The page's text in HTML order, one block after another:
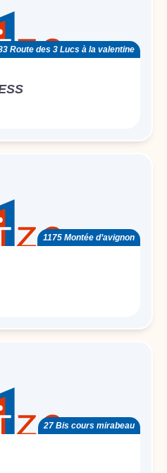
Route des 3 Lucs à la valentine
1175 Montée d’avignon
27 Bis cours mirabeau